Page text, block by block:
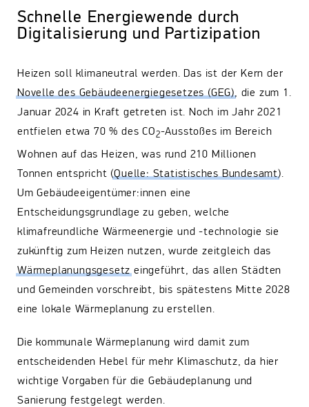
Schnelle Energiewende durch
Digitalisierung und Partizipation
Heizen soll klimaneutral werden. Das ist der Kern der
Novelle des Gebäudeenergiegesetzes (GEG), die zum 1.
Januar 2024 in Kraft getreten ist. Noch im Jahr 2021
entfielen etwa 70 % des CO2-Ausstoßes im Bereich
Wohnen auf das Heizen, was rund 210 Millionen
Tonnen entspricht (Quelle: Statistisches Bundesamt).
Um Gebäudeeigentümer:innen eine
Entscheidungsgrundlage zu geben, welche
klimafreundliche Wärmeenergie und -technologie sie
zukünftig zum Heizen nutzen, wurde zeitgleich das
Wärmeplanungsgesetzeingeführt, das allen Städten
und Gemeinden vorschreibt, bis spätestens Mitte 2028
eine lokale Wärmeplanung zu erstellen.
Die kommunale Wärmeplanung wird damit zum
entscheidenden Hebel für mehr Klimaschutz, da hier
wichtige Vorgaben für die Gebäudeplanung und
Sanierung festgelegt werden.